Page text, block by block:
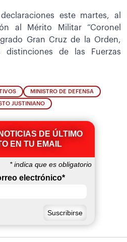
este martes, al
al Mérito Militar “Coronel
Gran Cruz de la Orden,
de las Fuerzas
MINISTRO DE DEFENSA
JUSTINIANO
DE ÚLTIMO
EN TU EMAIL
*indica que es obligatorio
electrónico*